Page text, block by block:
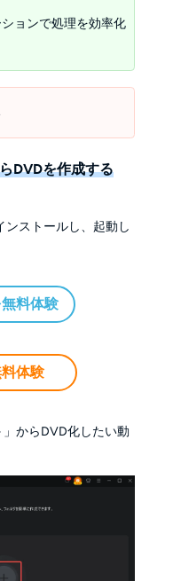
ョンで処理を効率化
DVDを作成する
ンストールし、起動し
料体験
体験
」からDVD化したい動